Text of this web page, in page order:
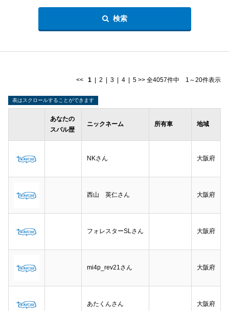
検索
<< 1 2 3 4 5 >> 全4057件中 1～20件表示
あなたの
スバル歴
ニックネーム 所有車 地域
NKさん 大阪府
西山 英仁さん 大阪府
フォレスターSLさん 大阪府
mi4p_rev21さん 大阪府
あたくんさん 大阪府